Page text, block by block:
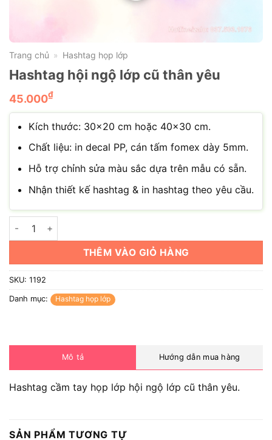
Trang chủ » Hashtag họp lớp
Hashtag hội ngộ lớp cũ thân yêu
45.000₫
Kích thước: 30×20 cm hoặc 40×30 cm.
Chất liệu: in decal PP, cán tấm fomex dày 5mm.
Hỗ trợ chỉnh sửa màu sắc dựa trên mẫu có sẵn.
Nhận thiết kế hashtag & in hashtag theo yêu cầu.
Hashtag hội ngộ lớp cũ thân yêu số lượng
THÊM VÀO GIỎ HÀNG
SKU: 1192
Danh mục: Hashtag họp lớp
Mô tả Hướng dẫn mua hàng
Hashtag cầm tay họp lớp hội ngộ lớp cũ thân yêu.
SẢN PHẨM TƯƠNG TỰ